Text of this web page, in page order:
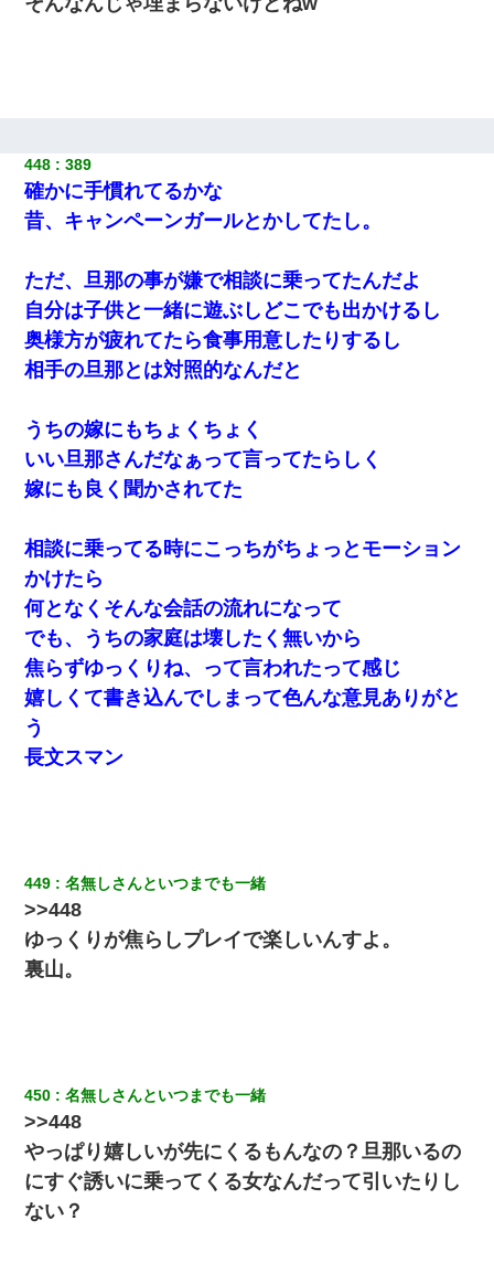
浅ましくも集りにきた。
【復讐】義兄嫁「生活費、足りない分を貸してほしい」私「貸す
わけないでしょｗｗｗｗ」→ 理由を話したら泣き出して・・私
（あまりにも希望通り）
嫁「本当に身に覚えがない」「なにかの間違いだ！取り違え
だ！」→ 嫁「あっ」
テレワーク上司「会議中はカメラ付けろ！」女社員「え、事前連
絡無しは無理」上司「いいから付けろ！」→
ｗ
ワイアラサー主婦、昨晩久しぶりに夫と致した結果ｗｗｗｗｗ
クラスで一人無口で誰とも話さない男子がいた。→修学旅行に来
なかったその男子に女子達がお土産を渡した。5分後…
父が他界→父のフリン相手『どうか相続を放棄して下さい、昔の
ことは謝ります。ごめんなさい…』私「お子さんはフリン略奪婚
って知ってるの？」相手『 』結果→
【戦争】不妊の俺嫁に弟嫁が2日間4歳児を託児 俺嫁はそこまで気
にしてなかったが、あまりにも子供が俺嫁に懐くので最後らへん
顔引きつってた → そして弟嫁が迎えに来た翌日…
ケーキバイキングにいた単独の50くらいのオッサン、強烈だっ
た。
新卒の女性社員に1年半ストーカーされていた。俺「マジで怖い」
上司「話をしてみる」→女性社員「実は10数年前に…」
448 389
確かに手慣れてるかな
昔、キャンペーンガールとかしてたし。
ただ、旦那の事が嫌で相談に乗ってたんだよ
自分は子供と一緒に遊ぶしどこでも出かけるし
奥様方が疲れてたら食事用意したりするし
相手の旦那とは対照的なんだと
うちの嫁にもちょくちょく
いい旦那さんだなぁって言ってたらしく
嫁にも良く聞かされてた
相談に乗ってる時にこっちがちょっとモーション
かけたら
何となくそんな会話の流れになって
でも、うちの家庭は壊したく無いから
焦らずゆっくりね、って言われたって感じ
嬉しくて書き込んでしまって色んな意見ありがと
う
長文スマン
449 名無しさんといつまでも一緒
>>448
ゆっくりが焦らしプレイで楽しいんすよ。
裏山。
450 名無しさんといつまでも一緒
>>448
やっぱり嬉しいが先にくるもんなの？旦那いるの
にすぐ誘いに乗ってくる女なんだって引いたりし
ない？